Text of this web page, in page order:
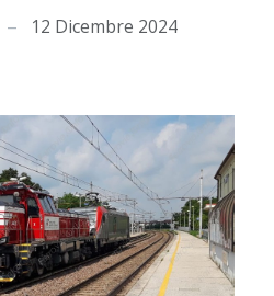
12 Dicembre 2024